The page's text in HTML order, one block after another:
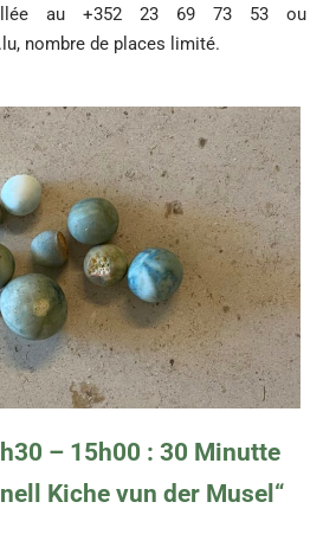
au +352 23 69 73 53 ou
, nombre de places limité.
– 15h00 : 30 Minutte
Kiche vun der Musel“